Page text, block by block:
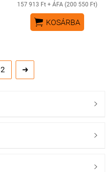
157 913 Ft + ÁFA (200 550 Ft)
 KOSÁRBA
2 


